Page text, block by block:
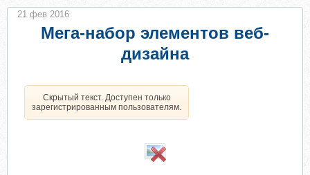
Мега-набор элементов веб-
дизайна
Скрытый текст. Доступен только
зарегистрированным пользователям.
21 фев 2016